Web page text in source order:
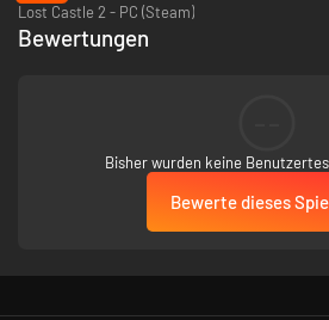
Lost Castle 2 - PC (Steam)
Bewertungen
Bisher wurden keine
Bewerte dieses